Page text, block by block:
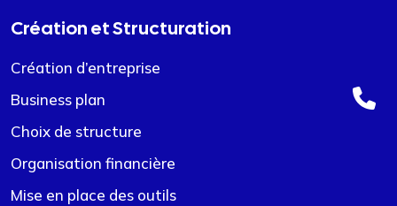
Création et Structuration
Création d’entreprise
Business plan
Choix de structure
Organisation financière
Mise en place des outils